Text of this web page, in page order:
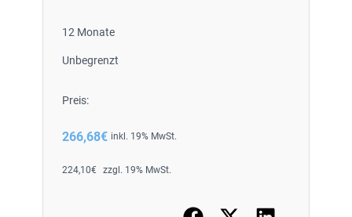
12 Monate
Unbegrenzt
Preis:
266,68€ inkl. 19% MwSt.
224,10€ zzgl. 19% MwSt.